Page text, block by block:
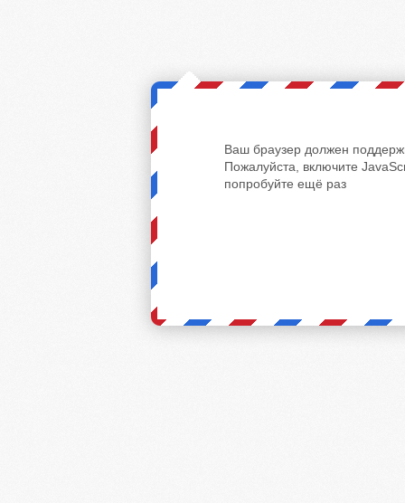
Ваш браузер должен
Пожалуйста, включите
попробуйте ещё раз